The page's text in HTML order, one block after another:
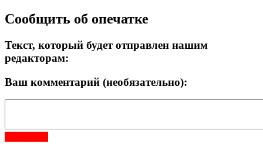
Сообщить об опечатке
Текст, который будет отправлен нашим
редакторам:
Ваш комментарий (необязательно):